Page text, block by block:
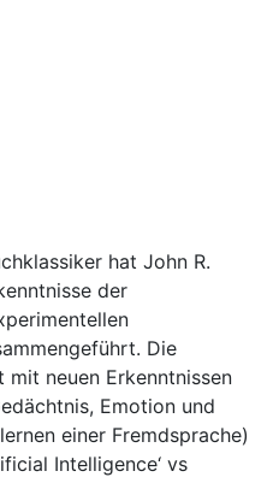
hat John R.
der
Die
neuen Erkenntnissen
Emotion und
einer Fremdsprache)
Intelligence‘ vs